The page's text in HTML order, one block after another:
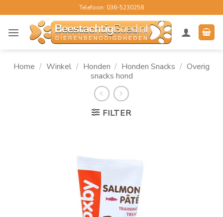
naar
inhoud
Telefoon: 036-5230258
Home / Winkel / Honden / Honden Snacks / Overig
snacks hond
FILTER